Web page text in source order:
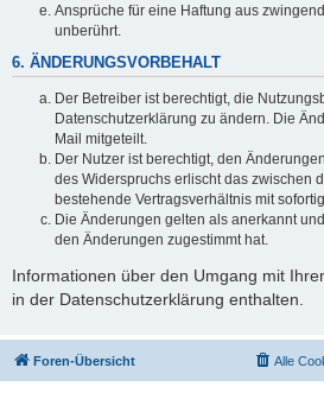
Ansprüche für eine Haftung aus
unberührt.
6. ÄNDERUNGSVORBEHALT
Der Betreiber ist berechtigt, die
Datenschutzerklärung zu ändern. Die
Mail mitgeteilt.
Der Nutzer ist berechtigt, den
des Widerspruchs erlischt das zwischen
bestehende Vertragsverhältnis mit
Die Änderungen gelten als anerkannt
den Änderungen zugestimmt hat.
Informationen über den Umgang mit
in der Datenschutzerklärung enthalten.
Foren-Übersicht Alle